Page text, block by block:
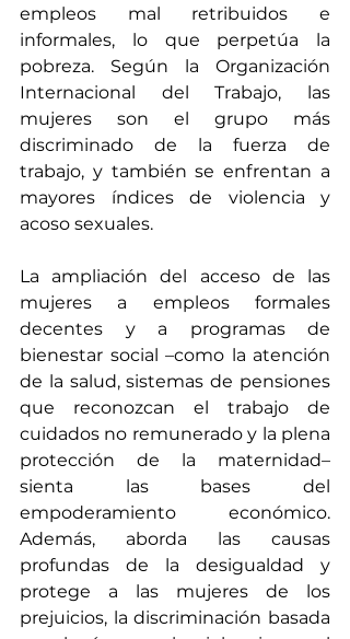
empleos mal retribuidos e
informales, lo que perpetúa la
pobreza. Según la Organización
Internacional del Trabajo, las
mujeres son el grupo más
discriminado de la fuerza de
mayores índices de violencia y
acoso sexuales.
La ampliación del acceso de las
mujeres a empleos formales
decentes y a programas de
bienestar social –como la atención
de la salud, sistemas de pensiones
que reconozcan el trabajo de
cuidados no remunerado y la plena
protección de la maternidad–
sienta las bases del
empoderamiento económico.
Además, aborda las causas
profundas de la desigualdad y
protege a las mujeres de los
prejuicios, la discriminación basada